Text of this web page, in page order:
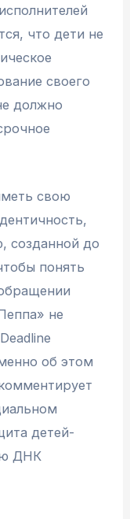
что дети не
своего
должно
свою
до
понять
не
об этом
детей-
ДНК